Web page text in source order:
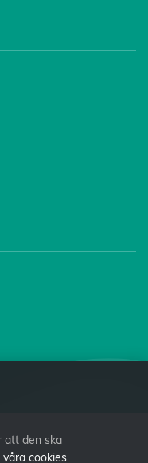
att den ska
cookies.